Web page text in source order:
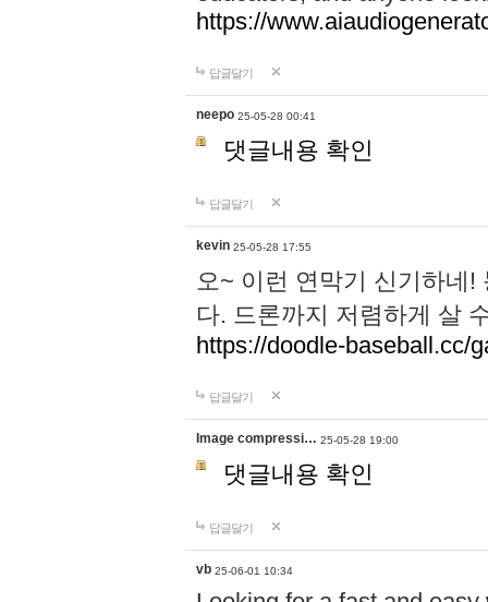
https://
답글달기
neepo 25-05-28 00:41
댓글내용 확인
답글달기
kevin 25-05-28 17:55
오~ 이런 연막기 신기하네!
다. 드론까지 저렴하게 살
https://doodle-baseball.cc/
답글달기
Image compressi… 25-05-28 19:00
댓글내용 확인
답글달기
vb 25-06-01 10:34